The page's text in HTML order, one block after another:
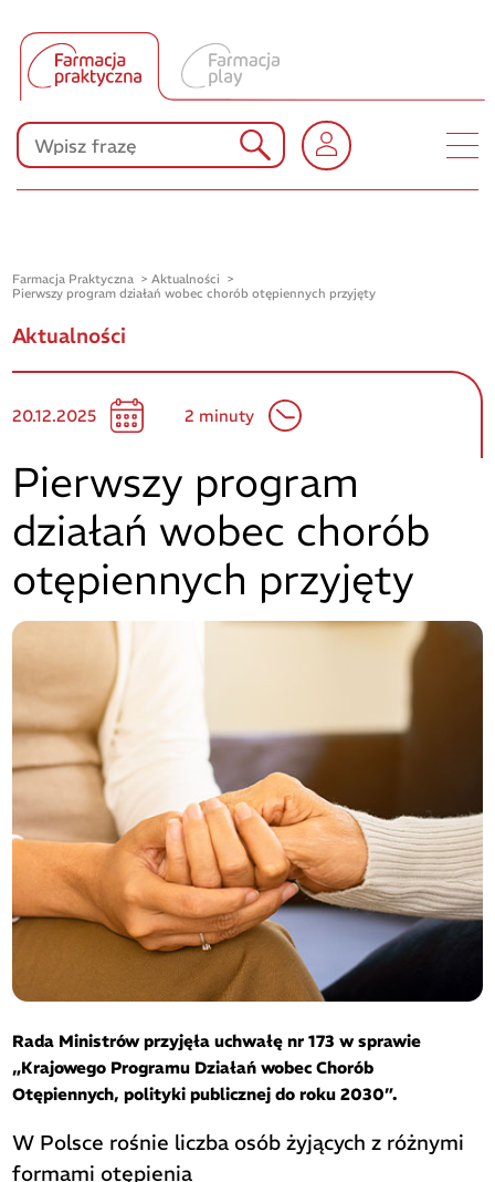
Produkty Polpharmy
KONKURSY
Farmacja Praktyczna
Aktualności
Pierwszy program działań wobec chorób otępiennych przyjęty
Aktualności
20.12.2025 2 minuty
Pierwszy program
działań wobec chorób
otępiennych przyjęty
Rada Ministrów przyjęła uchwałę nr 173 w sprawie
„Krajowego Programu Działań wobec Chorób
Otępiennych, polityki publicznej do roku 2030”.
W Polsce rośnie liczba osób żyjących z różnymi
formami otępienia